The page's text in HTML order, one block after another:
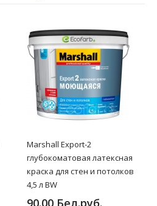
Marshall Export-2
глубокоматовая латексная
краска для стен и потолков
4,5 л BW
90.00 Бел.руб.